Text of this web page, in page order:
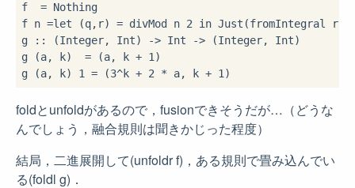
f
= Nothing
f n =let (q,r) = divMod n 2 in Just(fromIntegral
g
:: (Integer, Int) -> Int -> (Integer, Int)
g (a, k)
= (a, k + 1 )
g (a, k) 1 = (3^k + 2 * a, k + 1
foldとunfoldがあるので，fusionできそうだが…（どうな
んでしょう，融合規則は聞きかじった程度）
結局，二進展開して(unfoldr f)，ある規則で畳み込んでい
る(foldl g)．